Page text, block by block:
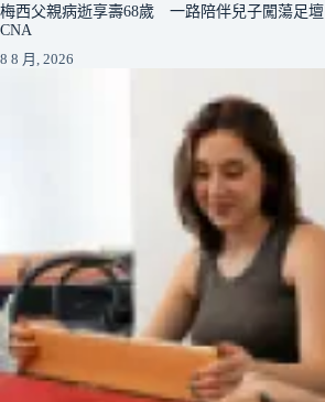
梅西父親病逝享壽68歲 一路陪伴兒子闖蕩足
CNA
8 8 月, 2026